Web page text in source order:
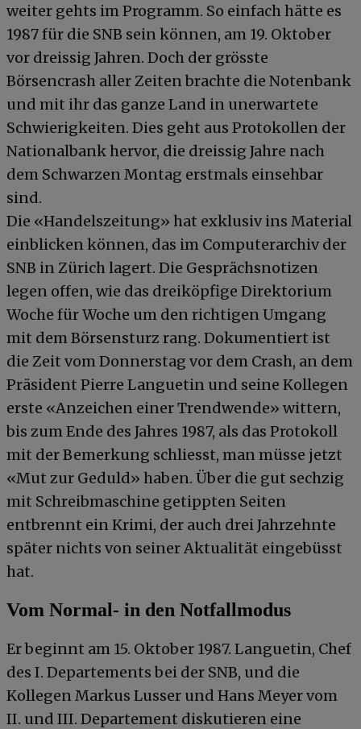
weiter gehts im Programm. So einfach hätte es
1987 für die SNB sein können, am 19. Oktober
vor dreissig Jahren. Doch der grösste
Börsencrash aller Zeiten brachte die Notenbank
und mit ihr das ganze Land in unerwartete
Schwierigkeiten. Dies geht aus Protokollen der
Nationalbank hervor, die dreissig Jahre nach
dem Schwarzen Montag erstmals einsehbar
sind.
Die «Handelszeitung» hat exklusiv ins Material
einblicken können, das im Computerarchiv der
SNB in Zürich lagert. Die Gesprächsnotizen
legen offen, wie das dreiköpfige Direktorium
Woche für Woche um den richtigen Umgang
mit dem Börsensturz rang. Dokumentiert ist
die Zeit vom Donnerstag vor dem Crash, an dem
Präsident Pierre Languetin und seine Kollegen
erste «Anzeichen einer Trendwende» wittern,
bis zum Ende des Jahres 1987, als das Protokoll
mit der Bemerkung schliesst, man müsse jetzt
«Mut zur Geduld» haben. Über die gut sechzig
mit Schreibmaschine getippten Seiten
entbrennt ein Krimi, der auch drei Jahrzehnte
später nichts von seiner Aktualität eingebüsst
hat.
Vom Normal- in den Notfallmodus
Er beginnt am 15. Oktober 1987. Languetin, Chef
des I. Departements bei der SNB, und die
Kollegen Markus Lusser und Hans Meyer vom
II. und III. Departement diskutieren eine